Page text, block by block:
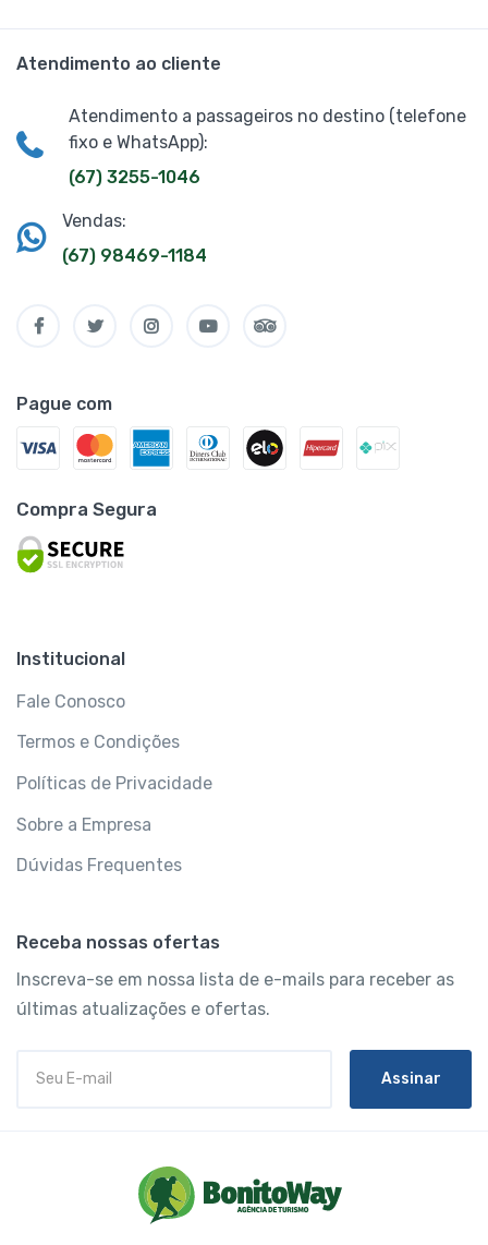
Atendimento ao cliente
Atendimento a passageiros no destino (telefone
fixo e WhatsApp):
(67) 3255-1046
Vendas:
(67) 98469-1184
Pague com
Compra Segura
Institucional
Fale Conosco
Termos e Condições
Políticas de Privacidade
Sobre a Empresa
Dúvidas Frequentes
Receba nossas ofertas
Inscreva-se em nossa lista de e-mails para receber as
últimas atualizações e ofertas.
Assinar